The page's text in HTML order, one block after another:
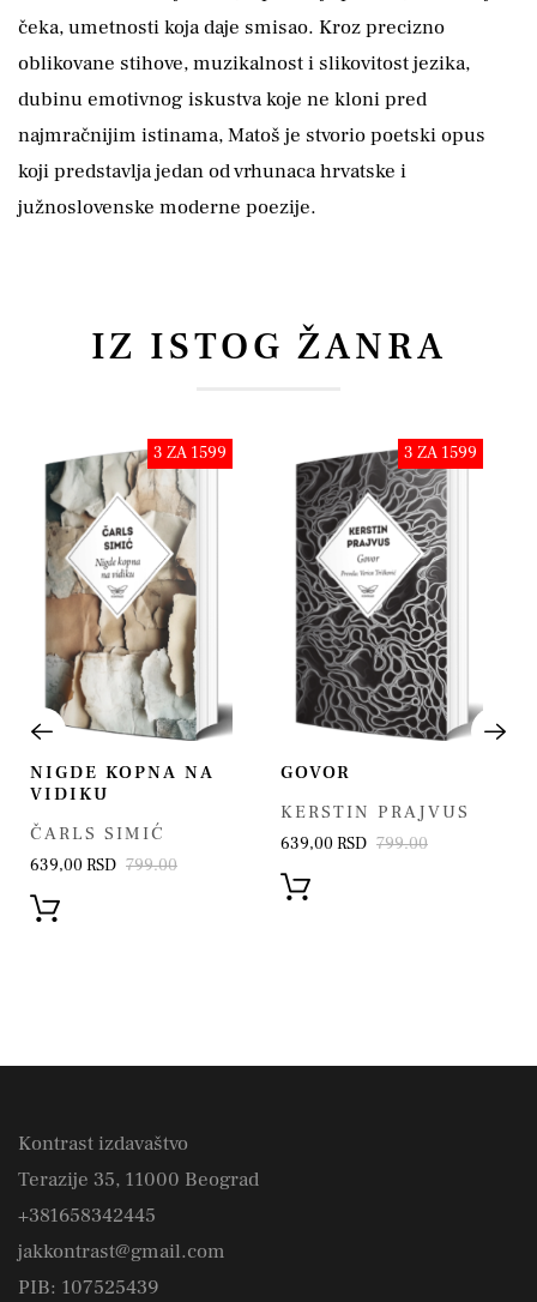
čeka, umetnosti koja daje smisao. Kroz precizno
oblikovane stihove, muzikalnost i slikovitost jezika,
dubinu emotivnog iskustva koje ne kloni pred
najmračnijim istinama, Matoš je stvorio poetski opus
koji predstavlja jedan od vrhunaca hrvatske i
južnoslovenske moderne poezije.
IZ ISTOG ŽANRA
3 ZA 1599
NIGDE KOPNA NA
VIDIKU
ČARLS SIMIĆ
639,00 RSD 799.00
3 ZA 1599
GOVOR
KERSTIN PRAJVUS
639,00 RSD 799.00
Kontrast izdavaštvo
Terazije 35, 11000 Beograd
+381658342445
jakkontrast@gmail.com
PIB: 107525439